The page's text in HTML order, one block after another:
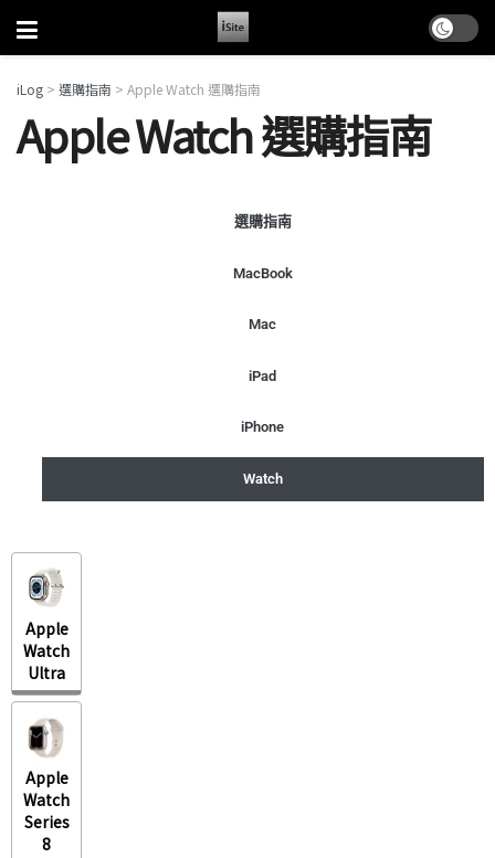
iLog > 選購指南 > Apple Watch 選購指南
Apple Watch 選購指南
選購指南
MacBook
Mac
iPad
iPhone
Watch
Apple
Watch
Ultra
Apple
Watch
Series
8